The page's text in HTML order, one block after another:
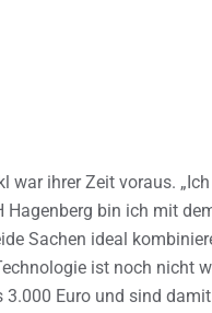
war ihrer Zeit voraus.
bin ich mit
Sachen ideal
ist noch nicht
Euro und sind